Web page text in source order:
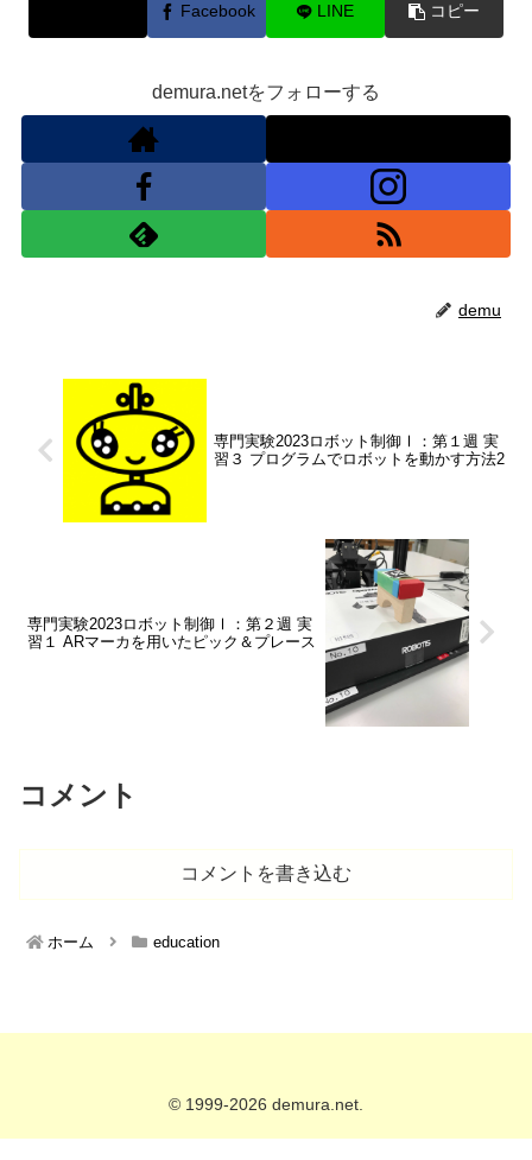
Facebook LINE コピー
demura.netをフォローする
demu
専門実験2023ロボット制御Ⅰ：第１週 実
習３ プログラムでロボットを動かす方法2
専門実験2023ロボット制御Ⅰ：第２週 実
習１ ARマーカを用いたピック＆プレース
コメント
コメントを書き込む
ホーム education
© 1999-2026 demura.net.